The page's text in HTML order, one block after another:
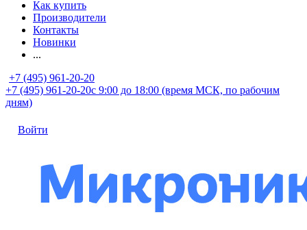
Как купить
Производители
Контакты
Новинки
...
+7 (495) 961-20-20
+7 (495) 961-20-20с 9:00 до 18:00 (время МСК, по рабочим
дням)
Войти